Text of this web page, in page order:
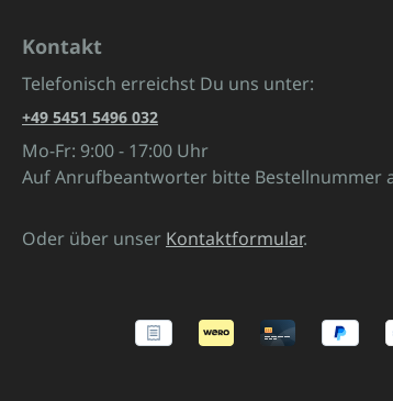
Kontakt
Telefonisch erreichst Du uns unter:
+49 5451 5496 032
Mo-Fr: 9:00 - 17:00 Uhr
Auf Anrufbeantworter bitte Bestellnummer
Oder über unser Kontaktformular.